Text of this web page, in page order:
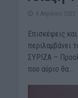
4 Απριλίου 2022
Επισκέψεις
περιλαμβάνει
ΣΥΡΙΖΑ –
που αύριο θα...